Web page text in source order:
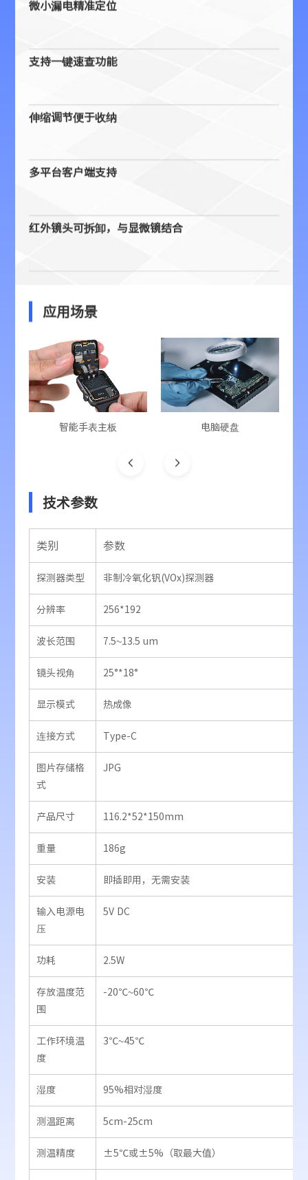
微小漏电精准定位
支持一键速查功能
伸缩调节便于收纳
多平台客户端支持
红外镜头可拆卸，与显微镜结合
应用场景
智能手表主板 电脑硬盘
 
技术参数
类别 参数
探测器类型 非制冷氧化钒(VOx)探测器
分辨率 256*192
波长范围 7.5~13.5 um
镜头视角 25°*18°
显示模式 热成像
连接方式 Type-C
图片存储格
式
JPG
产品尺寸 116.2*52*150mm
重量 186g
安装 即插即用，无需安装
输入电源电
压
5V DC
功耗 2.5W
存放温度范
围
-20℃~60℃
工作环境温
度
3℃~45℃
湿度 95%相对湿度
测温距离 5cm-25cm
测温精度 ±5℃或±5%（取最大值）